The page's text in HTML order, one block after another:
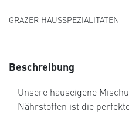
GRAZER HAUSSPEZIALITÄTEN
Beschreibung
Unsere hauseigene
Nährstoffen ist die